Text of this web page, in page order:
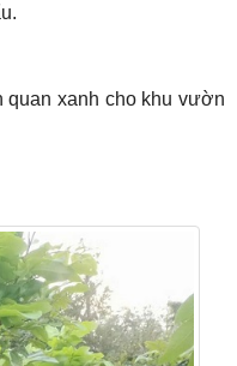
quan xanh cho khu vườn